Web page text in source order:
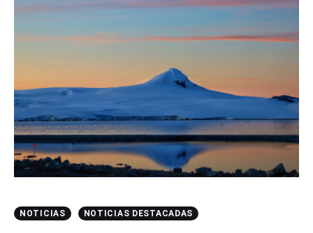
NOTICIAS NOTICIAS DESTACADAS